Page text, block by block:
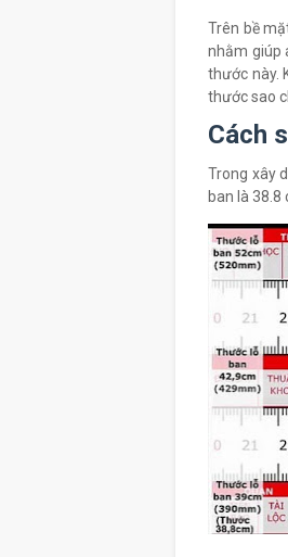
Trên bề
nhằm giúp
thước này.
thước sao
Cách
Trong xây
ban là 38.8